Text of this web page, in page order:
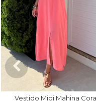
Vestido Midi Mahina